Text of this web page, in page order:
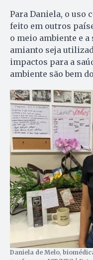
Para Daniela, o uso
feito em outros
o meio ambiente e a
amianto seja
impactos para a
ambiente são bem
Daniela de Melo,